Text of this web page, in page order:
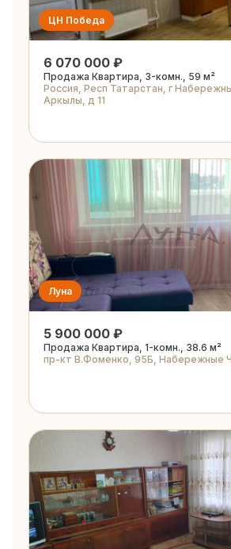
ЦН Победа
6 070 000 ₽
Продажа Квартира, 3-комн., 59 м²
Россия, Респ Татарстан, г
Аркылы, д 11
Луна
5 900 000 ₽
Продажа Квартира, 1-комн., 38.6 м²
пр-кт В.Фоменко, 95Б, Набережные